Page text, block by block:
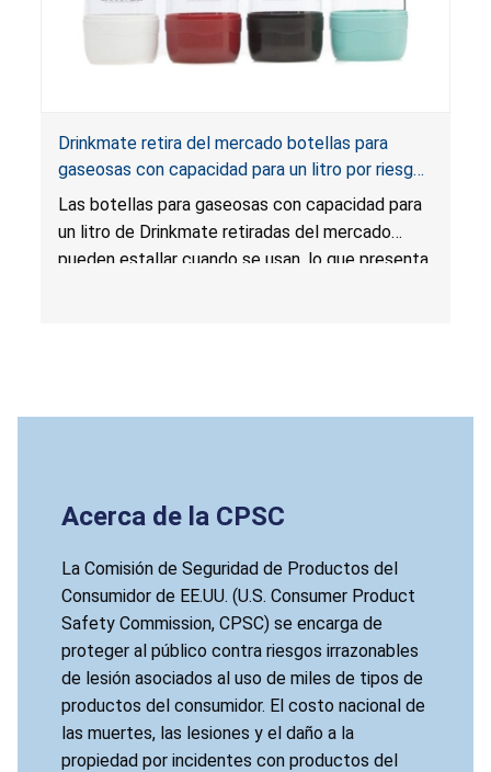
Drinkmate retira del mercado botellas para
gaseosas con capacidad para un litro por riesgos
de impacto grave y laceración
Las botellas para gaseosas con capacidad para
un litro de Drinkmate retiradas del mercado
pueden estallar cuando se usan, lo que presenta
Acerca de la CPSC
La Comisión de Seguridad de Productos del
Consumidor de EE.UU. (U.S. Consumer Product
Safety Commission, CPSC) se encarga de
proteger al público contra riesgos irrazonables
de lesión asociados al uso de miles de tipos de
productos del consumidor. El costo nacional de
las muertes, las lesiones y el daño a la
propiedad por incidentes con productos del